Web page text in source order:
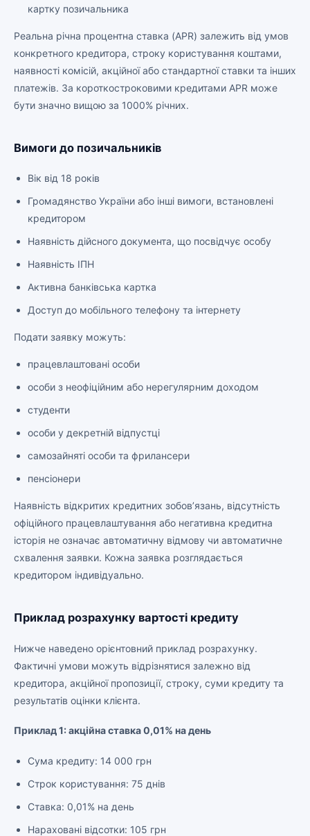
картку позичальника
Реальна річна процентна ставка (APR) залежить від умов
конкретного кредитора, строку користування коштами,
наявності комісій, акційної або стандартної ставки та інших
платежів. За короткостроковими кредитами APR може
бути значно вищою за 1000% річних.
Вимоги до позичальників
Вік від 18 років
Громадянство України або інші вимоги, встановлені
кредитором
Наявність дійсного документа, що посвідчує особу
Наявність ІПН
Активна банківська картка
Доступ до мобільного телефону та інтернету
Подати заявку можуть:
працевлаштовані особи
особи з неофіційним або нерегулярним доходом
студенти
особи у декретній відпустці
самозайняті особи та фрилансери
пенсіонери
Наявність відкритих кредитних зобов’язань, відсутність
офіційного працевлаштування або негативна кредитна
історія не означає автоматичну відмову чи автоматичне
схвалення заявки. Кожна заявка розглядається
кредитором індивідуально.
Приклад розрахунку вартості кредиту
Нижче наведено орієнтовний приклад розрахунку.
Фактичні умови можуть відрізнятися залежно від
кредитора, акційної пропозиції, строку, суми кредиту та
результатів оцінки клієнта.
Приклад 1: акційна ставка 0,01% на день
Сума кредиту: 14 000 грн
Строк користування: 75 днів
Ставка: 0,01% на день
Нараховані відсотки: 105 грн